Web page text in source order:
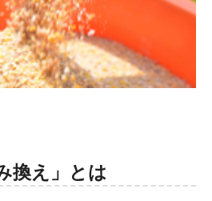
換え」とは